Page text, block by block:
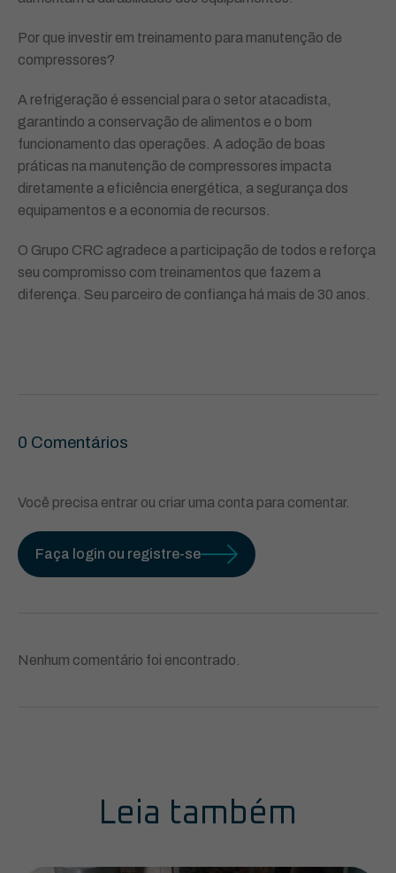
Por que investir em treinamento para manutenção de
compressores?
A refrigeração é essencial para o setor atacadista,
garantindo a conservação de alimentos e o bom
funcionamento das operações. A adoção de boas
práticas na manutenção de compressores impacta
diretamente a eficiência energética, a segurança dos
equipamentos e a economia de recursos.
O Grupo CRC agradece a participação de todos e reforça
seu compromisso com treinamentos que fazem a
diferença. Seu parceiro de confiança há mais de 30 anos.
0 Comentários
Você precisa entrar ou criar uma conta para comentar.
Faça login ou registre-se
Nenhum comentário foi encontrado.
Leia também